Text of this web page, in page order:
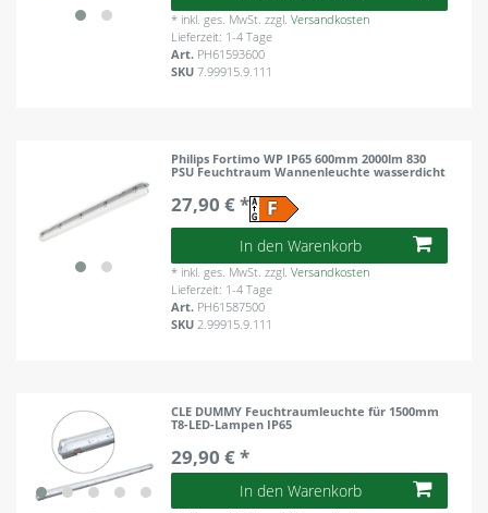
* inkl. ges. MwSt. zzgl.Versandkosten
Lieferzeit: 1-4 Tage
Art. PH61593600
SKU7.99915.9.111
Philips Fortimo WP IP65 600mm 2000lm 830
PSU Feuchtraum Wannenleuchte wasserdicht
27,90 € *
In den Warenkorb
* inkl. ges. MwSt. zzgl.Versandkosten
Lieferzeit: 1-4 Tage
Art. PH61587500
SKU 2.99915.9.111
CLE DUMMY Feuchtraumleuchte für 1500mm
T8-LED-Lampen IP65
29,90 € *
In den Warenkorb